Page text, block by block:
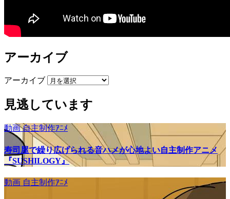
アーカイブ
アーカイブ
見逃しています
動画自主制作ｱﾆﾒ
寿司屋で繰り広げられる音ハメが心地よい自主制作アニメ
『SUSHILOGY』
動画 自主制作ｱﾆﾒ